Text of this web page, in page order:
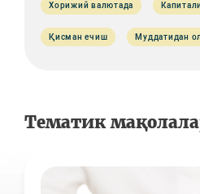
Хорижий валютада
Қисман ечиш Муддатидан
Тематик